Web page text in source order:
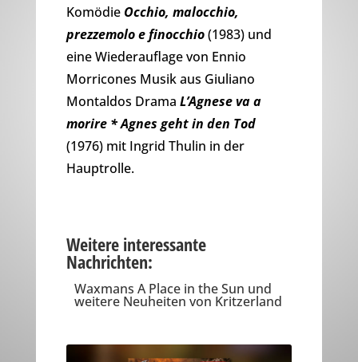
Komödie Occhio, malocchio,
prezzemolo e finocchio(1983) und
eine Wiederauflage von Ennio
Morricones Musik aus Giuliano
Montaldos Drama L’Agnese va a
morire * Agnes geht in den Tod
(1976) mit Ingrid Thulin in der
Hauptrolle.
Weitere interessante
Nachrichten:
Waxmans A Place in the Sun und
weitere Neuheiten von Kritzerland